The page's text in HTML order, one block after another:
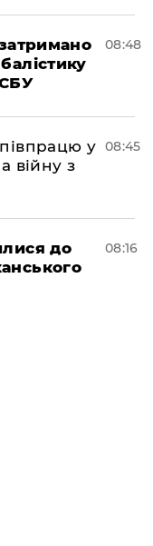
08:48
у
війну з
08:45
до
08:16